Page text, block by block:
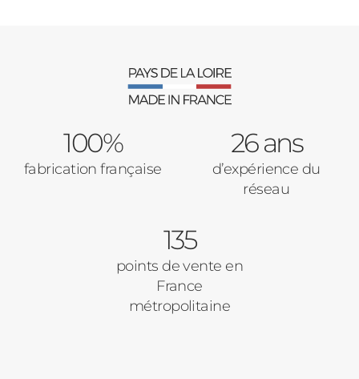
100%
fabrication française
26 ans
d’expérience du
réseau
135
points de vente en
France
métropolitaine